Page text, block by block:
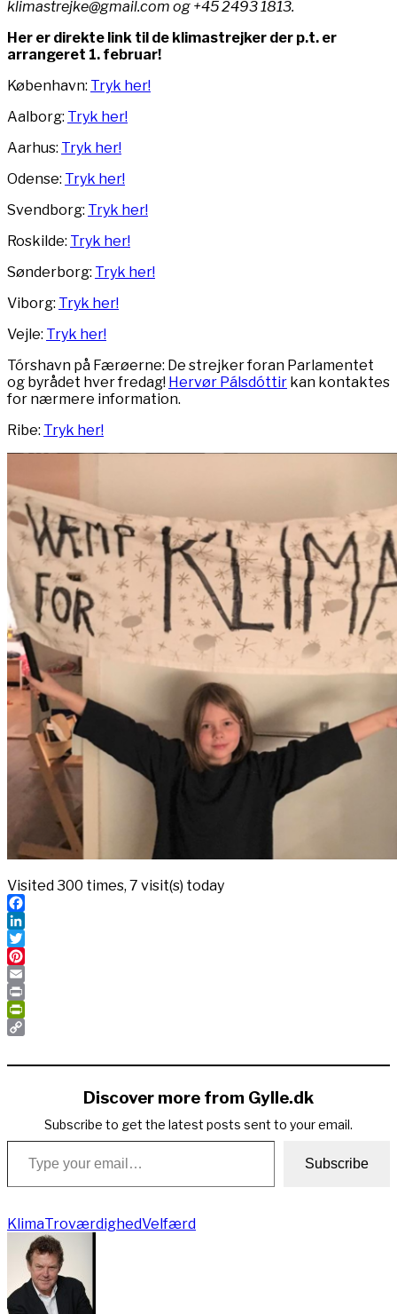
klimastrejke@gmail.com og +45 2493 1813.
Her er direkte link til de klimastrejker der p.t. er
arrangeret 1. februar!
København: Tryk her!
Aalborg: Tryk her!
Aarhus: Tryk her!
Odense: Tryk her!
Svendborg: Tryk her!
Roskilde: Tryk her!
Sønderborg: Tryk her!
Viborg: Tryk her!
Vejle: Tryk her!
Tórshavn på Færøerne: De strejker foran Parlamentet
og byrådet hver fredag! Hervør Pálsdóttir kan kontaktes
for nærmere information.
Ribe: Tryk her!
Visited 300 times, 7 visit(s) today
Facebook
LinkedIn
Twitter
Pinterest
Email
Print
PrintFriendly
Link
Discover more from Gylle.dk
Subscribe to get the latest posts sent to your email.
Type your email…
Subscribe
KlimaTroværdighedVelfærd